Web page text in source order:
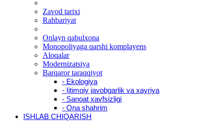
Zavod tarixi
Rahbariyat
Onlayn qabulxona
Monopoliyaga qarshi komplayens
Aloqalar
Modernizatsiya
Barqaror taraqqiyot
- Ekologiya
- Ijtimoiy javobgarlik va xayriya
- Sanoat xavfsizligi
- Ona shahrim
ISHLAB CHIQARISH